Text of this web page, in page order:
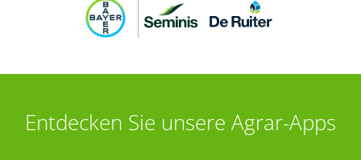
Entdecken Sie unsere Agrar-Apps